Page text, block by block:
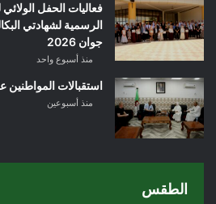
فعاليات الحفل
الرسمية لشهادتي
جوان 2026
منذ أسبوع واحد
استقبالات
منذ أسبوعين
الطقس